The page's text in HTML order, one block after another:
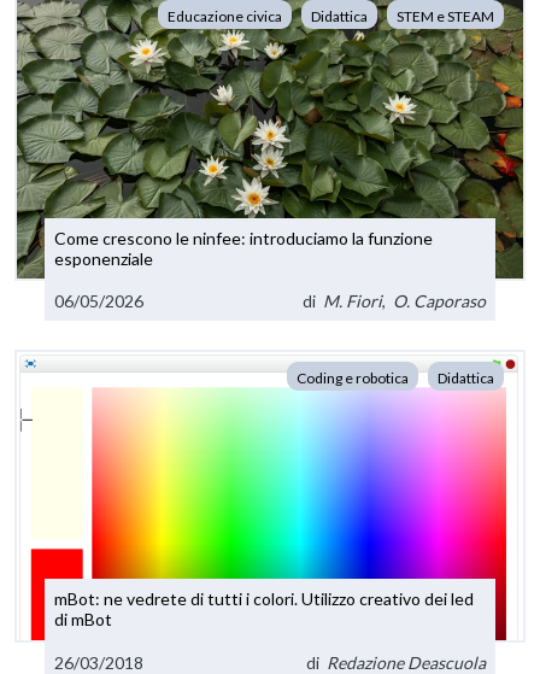
Educazione civica Didattica STEM e STEAM
Come crescono le ninfee: introduciamo la funzione
esponenziale
06/05/2026 di M. Fiori, O. Caporaso
Coding e robotica Didattica
mBot: ne vedrete di tutti i colori. Utilizzo creativo dei led
di mBot
26/03/2018 di Redazione Deascuola